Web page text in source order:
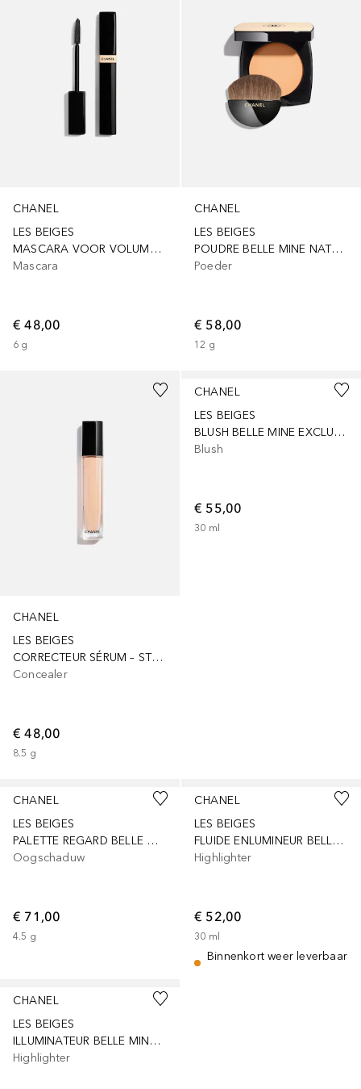
CHANEL
LES BEIGES
MASCARA VOOR VOLUME EN DEFINITIE
Mascara
€ 48,00
6 g
CHANEL
LES BEIGES
POUDRE BELLE MINE NATURELLE
Poeder
€ 58,00
12 g
CHANEL
LES BEIGES
CORRECTEUR SÉRUM – STRALENDE NATUURLIJKE HEALTHY GLOW
Concealer
€ 48,00
8.5 g
CHANEL
LES BEIGES
BLUSH BELLE MINE EXCLUSIEVE CREATIE – FRISSE BLUSH
Blush
€ 55,00
30 ml
CHANEL
LES BEIGES
PALETTE REGARD BELLE MINE NATURELLE
Oogschaduw
€ 71,00
4.5 g
CHANEL
LES BEIGES
FLUIDE ENLUMINEUR BELLE MINE
Highlighter
€ 52,00
30 ml
Binnenkort weer leverbaar
CHANEL
LES BEIGES
ILLUMINATEUR BELLE MINE EXCLUSIEVE CREATIE – FRISSE VLOEIBARE HIGHLIGHTER
Highlighter